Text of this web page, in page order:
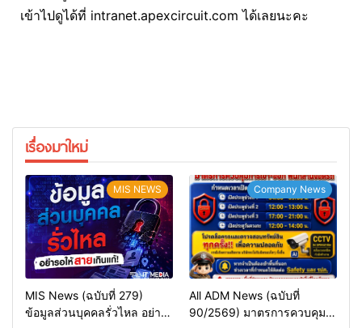
เข้าไปดูได้ที่ intranet.apexcircuit.com ได้เลยนะคะ
เรื่องมาใหม่
MIS NEWS
MIS News (ฉบับที่ 279)
ข้อมูลส่วนบุคคลรั่วไหล อย่า
Company News
All ADM News (ฉบับที่
90/2569) มาตรการควบคุม